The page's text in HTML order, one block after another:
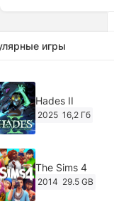
игры
Hades II
2025 16,2 Гб
The Sims 4
2014 29.5 GB